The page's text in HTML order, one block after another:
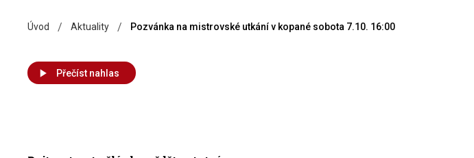
Úvod / Aktuality / Pozvánka na mistrovské utkání v kopané sobota 7.10. 16:00
Přečíst nahlas